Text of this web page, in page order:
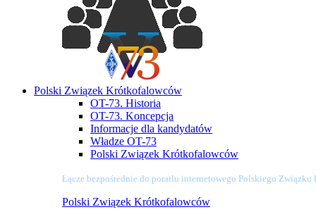
Polski Związek Krótkofalowców
OT-73. Historia
OT-73. Koncepcja
Informacje dla kandydatów
Władze OT-73
Polski Związek Krótkofalowców
Łącze bezpośrednie do poratlu internetowego Polskiego
Polski Związek Krótkofalowców